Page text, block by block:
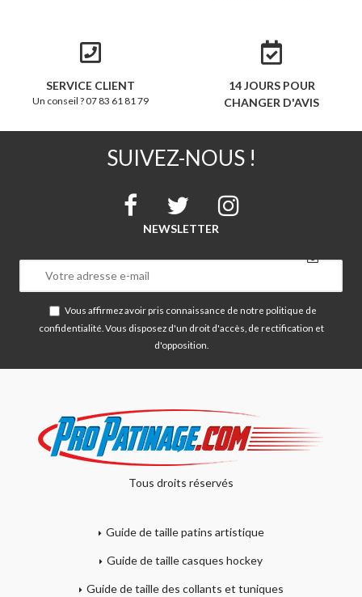
SERVICE CLIENT
Un conseil ? 07 83 61 81 79
14 JOURS POUR
CHANGER D'AVIS
SUIVEZ-NOUS !
NEWSLETTER
Vous affirmez avoir pris connaissance de notre politique de
confidentialité . Vous disposez d'un droit d'accès, de rectification et
d'opposition.
Tous droits réservés
Guide de taille patins artistique
Guide de taille casques hockey
Guide de taille des collants et tuniques